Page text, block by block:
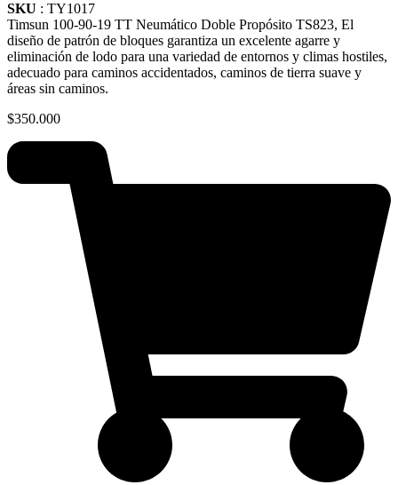
SKU : TY1017
Timsun 100-90-19 TT Neumático Doble Propósito TS823, El
diseño de patrón de bloques garantiza un excelente agarre y
eliminación de lodo para una variedad de entornos y climas hostiles,
adecuado para caminos accidentados, caminos de tierra suave y
áreas sin caminos.
$350.000